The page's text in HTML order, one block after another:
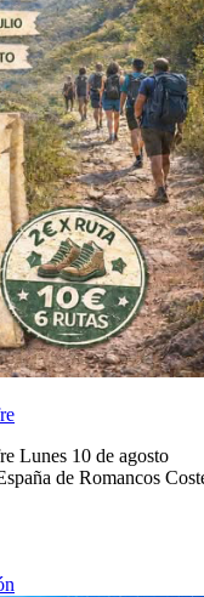
Lunes 10 de agosto
de Romancos